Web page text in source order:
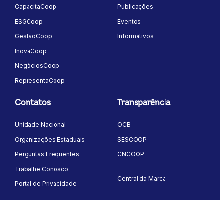
CapacitaCoop
ESGCoop
GestãoCoop
InovaCoop
NegóciosCoop
RepresentaCoop
Publicações
Eventos
Informativos
Contatos
Unidade Nacional
Organizações Estaduais
Perguntas Frequentes
Trabalhe Conosco
Portal de Privacidade
Transparência
OCB
SESCOOP
CNCOOP
Central da Marca